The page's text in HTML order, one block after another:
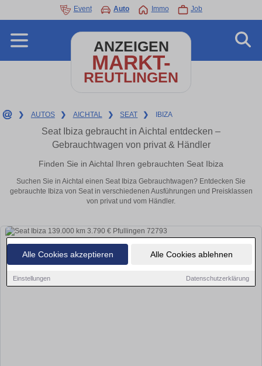
Alle Cookies akzeptieren Alle Cookies ablehnen
Einstellungen Datenschutzerklärung
Event Auto Immo Job
ANZEIGEN
MARKT-
REUTLINGEN
❯ AUTOS ❯ AICHTAL ❯ SEAT ❯ IBIZA
Seat Ibiza gebraucht in Aichtal entdecken –
Gebrauchtwagen von privat & Händler
Finden Sie in Aichtal Ihren gebrauchten Seat Ibiza
Suchen Sie in Aichtal einen Seat Ibiza Gebrauchtwagen? Entdecken Sie
gebrauchte Ibiza von Seat in verschiedenen Ausführungen und Preisklassen
von privat und vom Händler.